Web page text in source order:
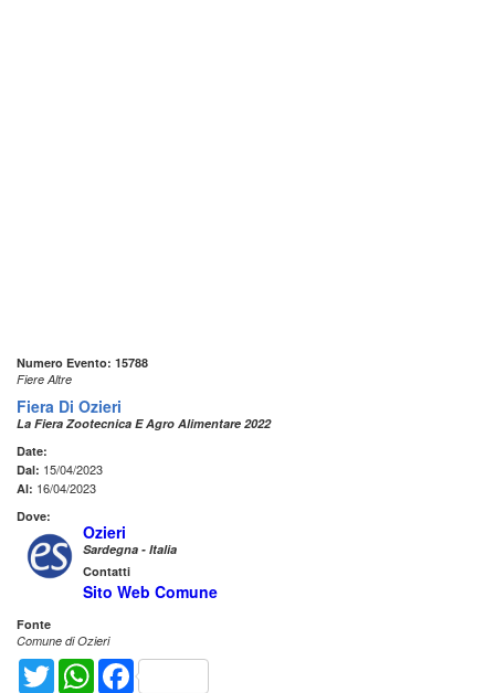
Numero Evento: 15788
Fiere Altre
Fiera Di Ozieri
La Fiera Zootecnica E Agro Alimentare 2022
Date:
Dal: 15/04/2023
Al: 16/04/2023
Dove:
Ozieri
Sardegna - Italia
Contatti
Sito Web Comune
Fonte
Comune di Ozieri
Twitter WhatsAppFacebook